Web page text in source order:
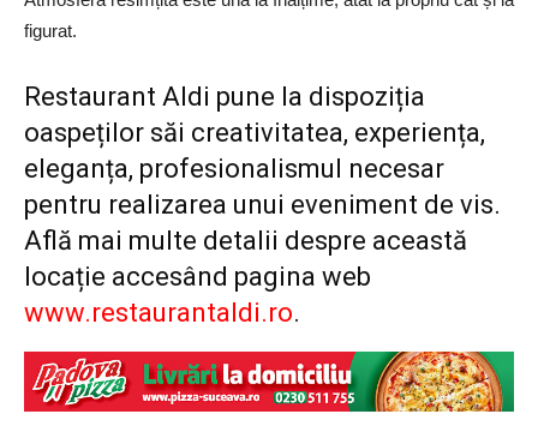
figurat.
Restaurant Aldi pune la dispoziția
oaspeților săi creativitatea, experiența,
eleganța, profesionalismul necesar
pentru realizarea unui eveniment de vis.
Află mai multe detalii despre această
locație accesând pagina web
www.restaurantaldi.ro.